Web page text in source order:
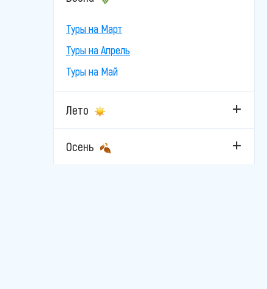
Туры на Март
Туры на Апрель
Туры на Май
Лето
Осень